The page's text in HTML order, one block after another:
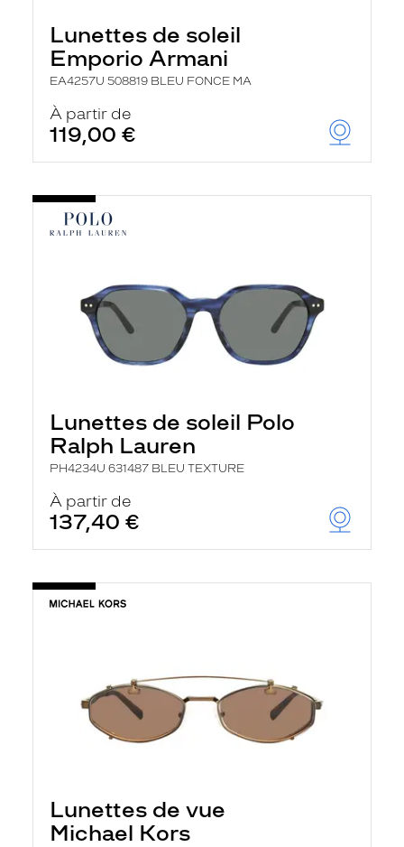
Lunettes de soleil
Emporio Armani
EA4257U 508819 BLEU FONCE MA
À partir de
119,00 €
Lunettes de soleil Polo
Ralph Lauren
PH4234U 631487 BLEU TEXTURE
À partir de
137,40 €
Lunettes de vue
Michael Kors